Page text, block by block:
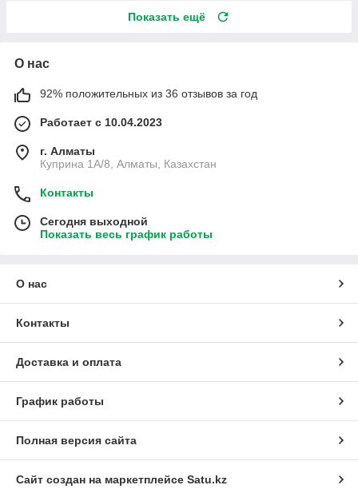
Показать ещё
О нас
92% положительных из 36 отзывов за год
Работает с 10.04.2023
г. Алматы
Куприна 1A/8, Алматы, Казахстан
Контакты
Сегодня выходной
Показать весь график работы
О нас
Контакты
Доставка и оплата
График работы
Полная версия сайта
Сайт создан на маркетплейсе Satu.kz